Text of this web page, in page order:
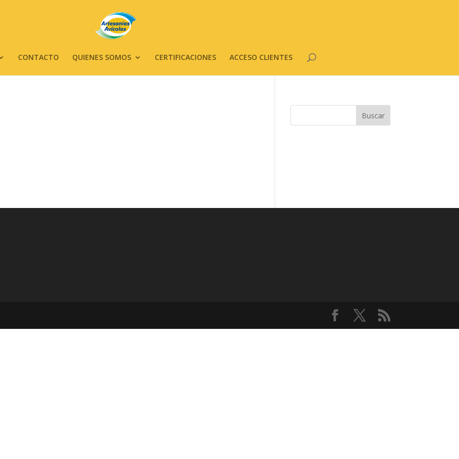
CONTACTO QUIENES SOMOS CERTIFICACIONES ACCESO CLIENTES